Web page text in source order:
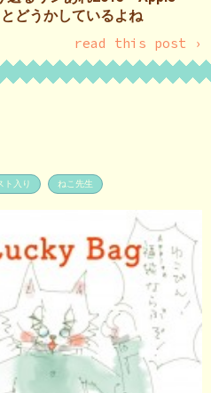
どうかしているよね
read this post ›
ト入り ねこ先生